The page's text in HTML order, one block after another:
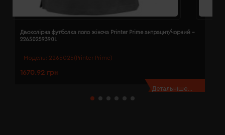
Модель: 2265025(Printer Prime)
Двоколірна футболка поло жіноча Printer Prime антрацит/чорний -
22650259390L
1670.92 грн
Детальніше...